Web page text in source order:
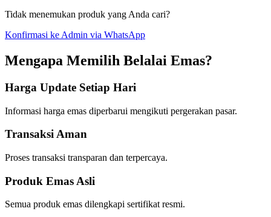
Tidak menemukan produk yang Anda cari?
Konfirmasi ke Admin via WhatsApp
Mengapa Memilih Belalai Emas?
Harga Update Setiap Hari
Informasi harga emas diperbarui mengikuti pergerakan pasar.
Transaksi Aman
Proses transaksi transparan dan terpercaya.
Produk Emas Asli
Semua produk emas dilengkapi sertifikat resmi.